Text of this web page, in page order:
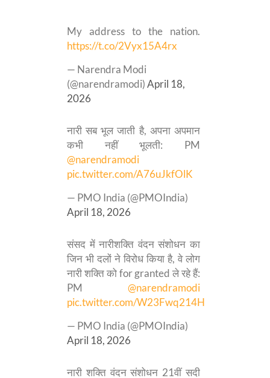
My address to the nation.
https://t.co/2Vyx15A4rx
— Narendra Modi
(@narendramodi)April 18,
2026
नारी सब भूल जाती है, अपना अपमान
कभी नहीं भूलती: PM
@narendramodi
pic.twitter.com/A76uJkfOlK
— PMO India (@PMOIndia)
April 18, 2026
संसद में नारीशक्ति वंदन संशोधन का
जिन भी दलों ने विरोध किया है, वे लोग
नारी शक्ति को for granted ले रहे हैं:
PM @narendramodi
pic.twitter.com/W23Fwq214H
— PMO India (@PMOIndia)
April 18, 2026
नारी शक्ति वंदन संशोधन 21वीं सदी